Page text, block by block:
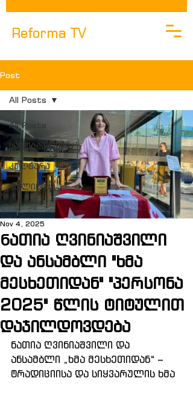
Reforma TV
Post
All Posts
საზოგადოება
კულტურა
Პოლიტიკა
All Posts
Ნათია ღვინიაშვილი
და ანსამბლი "ხმა
მესხეთიდან" "პერსონა
2025" წლის ტიტულით
დაჯილდოვდება
Nov 4, 2025
ნათია ღვინიაშვილი და
ანსამბლი „ხმა მესხეთიდან“ –
ტრადიციისა და სიყვარულის ხმა